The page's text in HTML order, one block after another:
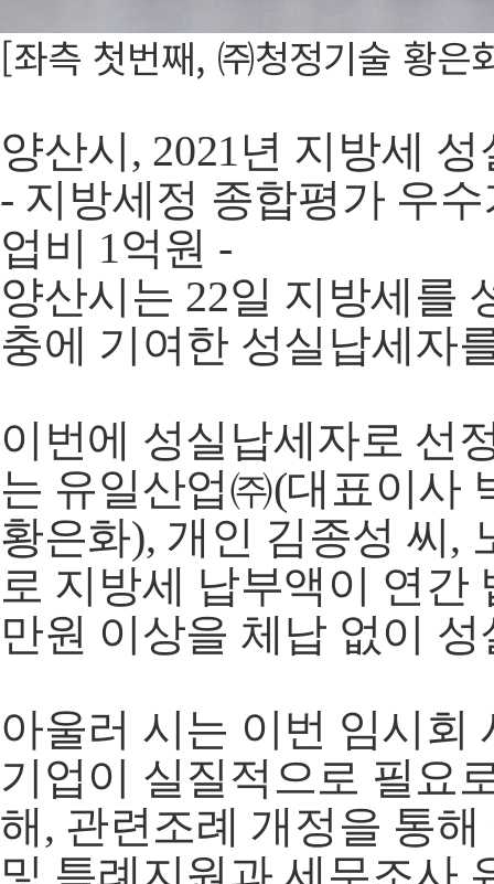
[좌측 첫번째, ㈜청정기술 황은
양산시, 2021년 지방세
- 지방세정 종합평가 우
업비 1억원 -
양산시는 22일 지방세를
충에 기여한 성실납세자
이번에 성실납세자로 선
는 유일산업㈜(대표이사
황은화), 개인 김종성 씨,
로 지방세 납부액이 연간
만원 이상을 체납 없이
아울러 시는 이번 임시회
기업이 실질적으로 필요
해, 관련조례 개정을 통